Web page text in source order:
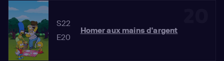
S22
E20
Homer aux mains d'argent